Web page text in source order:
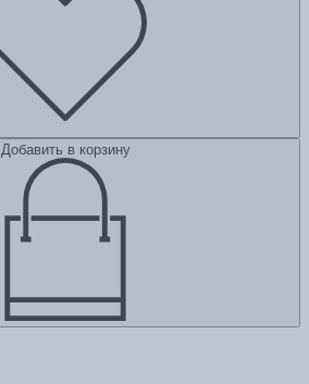
Добавить в корзину